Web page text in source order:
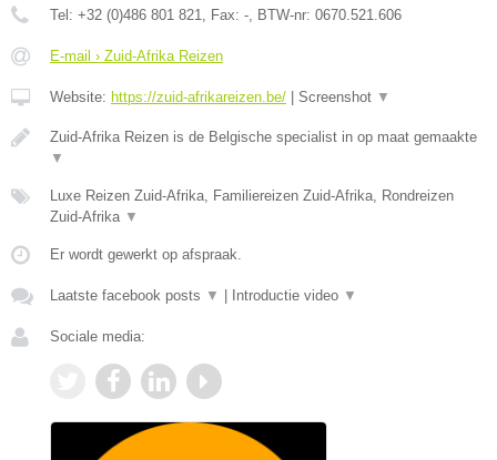
Tel: +32 (0)486 801 821 , Fax: - , BTW-nr: 0670.521.606
E-mail › Zuid-Afrika Reizen
Website: https://zuid-afrikareizen.be/ Screenshot ▼
Zuid-Afrika Reizen is de Belgische specialist in op maat gemaakte
▼
Luxe Reizen Zuid-Afrika, Familiereizen Zuid-Afrika, Rondreizen
Zuid-Afrika ▼
Er wordt gewerkt op afspraak.
Laatste facebook posts ▼ Introductie video ▼
Sociale media: